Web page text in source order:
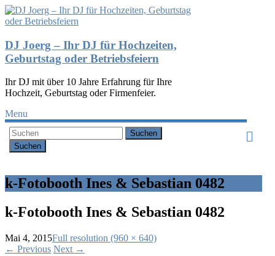
DJ Joerg – Ihr DJ für Hochzeiten,
Geburtstag oder Betriebsfeiern
Ihr DJ mit über 10 Jahre Erfahrung für Ihre
Hochzeit, Geburtstag oder Firmenfeier.
Menu
Suchen
k-Fotobooth Ines & Sebastian 0482
k-Fotobooth Ines & Sebastian 0482
Mai 4, 2015Full resolution (960 × 640)
← Previous Next →